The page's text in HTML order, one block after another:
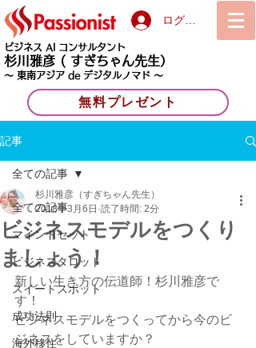
ログイン
ビジネス AI コンサルタント
杉川雅彦 ( すぎちゃん先生）
〜 東南アジア de デジタルノマド 〜
無料プレゼント
記事
全ての記事
マインドセット
ビジネスタロット
スイートスポット
成功法則
海外移住
全ての記事
ビジネスモデルをつくり
ましょう！
杉川雅彦（すぎちゃん先生）
2018年3月6日 読了時間: 2分
新しい生き方の伝道師！杉川雅彦で
す！
ビジネスモデルをつくってから今のビ
ジネスをしていますか？